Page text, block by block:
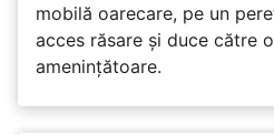
mobilă oarecare, pe un
acces răsare și duce către
amenințătoare.